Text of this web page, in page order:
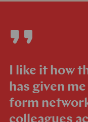
I like it how
has given
form